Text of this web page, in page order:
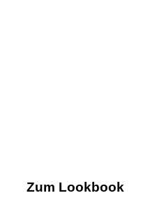
Zum Lookbook